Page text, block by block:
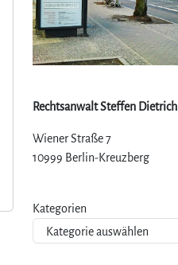
Rechtsanwalt Steffen Dietrich
Wiener Straße 7
10999 Berlin-Kreuzberg
Kategorien